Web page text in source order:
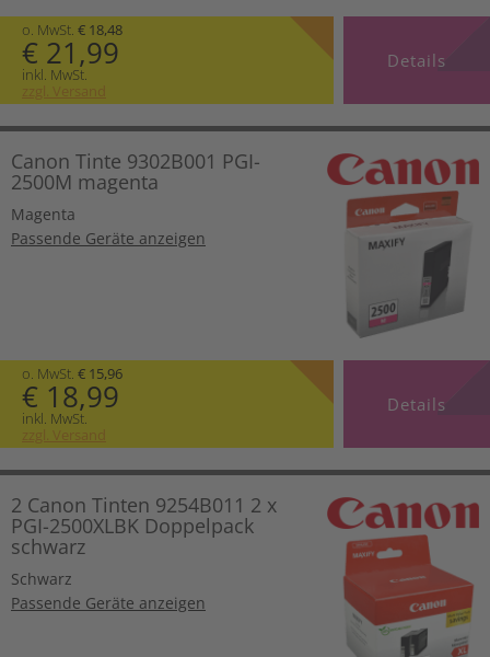
o. MwSt. € 18,48
€ 21,99
inkl. MwSt.
zzgl. Versand
Details
Canon Tinte 9302B001 PGI-
2500M magenta
Magenta
Passende Geräte anzeigen
o. MwSt. € 15,96
€ 18,99
inkl. MwSt.
zzgl. Versand
Details
2 Canon Tinten 9254B011 2 x
PGI-2500XLBK Doppelpack
schwarz
Schwarz
Passende Geräte anzeigen